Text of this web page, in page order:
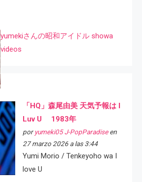
yumekiさんの昭和アイドル showa
videos
「HQ」森尾由美 天気予報は I
Luv U 1983年
por yumeki05 J-PopParadiseen
27 marzo 2026 a las 3:44
Yumi Morio / Tenkeyoho wa I
love U